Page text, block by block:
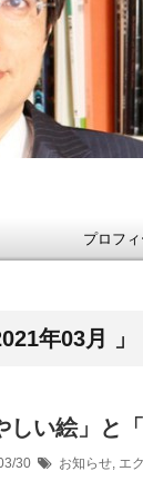
プロフ
年03月
しい絵」と
30 お知らせ, エ